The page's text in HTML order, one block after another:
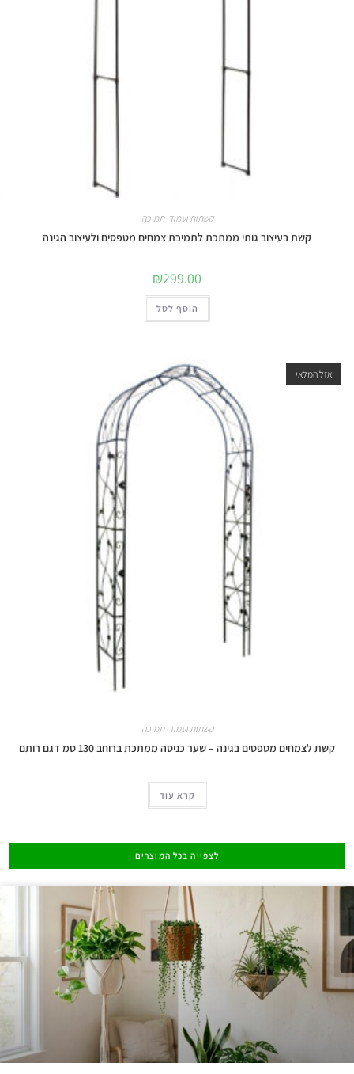
קשתות ועמודי תמיכה
קשת בעיצוב גותי ממתכת לתמיכת צמחים מטפסים ולעיצוב הגינה
₪299.00
הוסף לסל
אזל המלאי
קשתות ועמודי תמיכה
קשת לצמחים מטפסים בגינה – שער כניסה ממתכת ברוחב 130 סמ דגם רותם
קרא עוד
לצפייה בכל המוצרים